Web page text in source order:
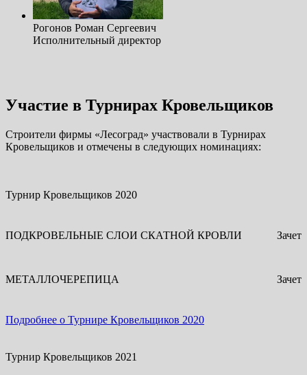
Рогонов Роман Сергеевич
Исполнительный директор
Участие в Турнирах Кровельщиков
Строители фирмы «Лесоград» участвовали в Турнирах
Кровельщиков и отмечены в следующих номинациях:
Турнир Кровельщиков 2020
ПОДКРОВЕЛЬНЫЕ СЛОИ СКАТНОЙ КРОВЛИ Зачет
МЕТАЛЛОЧЕРЕПИЦА Зачет
Подробнее о Турнире Кровельщиков 2020
Турнир Кровельщиков 2021